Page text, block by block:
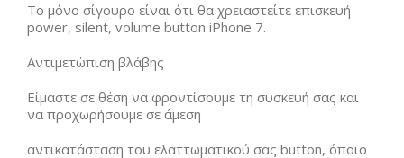
Το μόνο σίγουρο είναι ότι θα χρειαστείτε επισκευή
power, silent, volume button iPhone 7.
Αντιμετώπιση βλάβης
Είμαστε σε θέση να φροντίσουμε τη συσκευή σας και
να προχωρήσουμε σε άμεση
αντικατάσταση του ελαττωματικού σας button, όποιο